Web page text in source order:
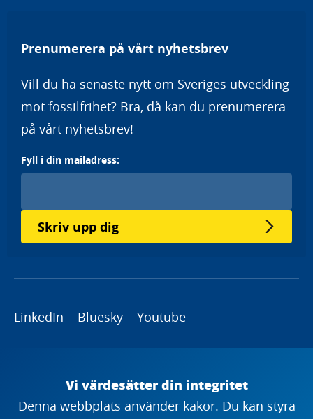
Prenumerera på vårt nyhetsbrev
Vill du ha senaste nytt om Sveriges utveckling
mot fossilfrihet? Bra, då kan du prenumerera
på vårt nyhetsbrev!
Fyll i din mailadress:
Skriv upp dig
LinkedIn Bluesky Youtube
Vi värdesätter din integritet
Denna webbplats använder kakor. Du kan styra